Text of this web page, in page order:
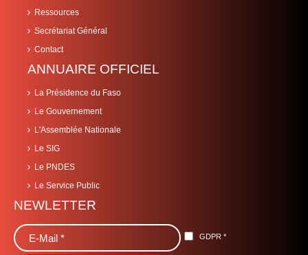
Ressources
Secrétariat Général
Contact
ANNUAIRE OFFICIEL
La Présidence du Faso
Le Gouvernement
L'Assemblée Nationale
Le SIG
Le PNDES
Le Service Public
NEWLETTER
GDPR *